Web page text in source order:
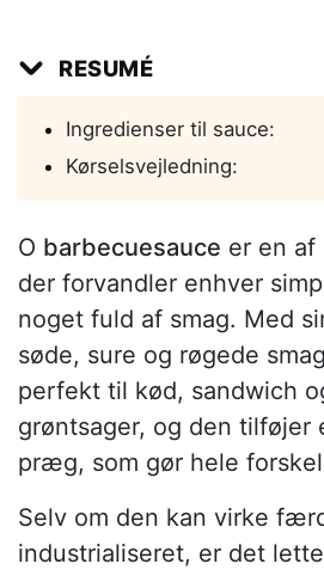
RESUMÉ
Ingredienser til sauce:
Kørselsvejledning:
O barbecuesauce er en af
der forvandler enhver
noget fuld af smag. Med
søde, sure og røgede
perfekt til kød, sandwich
grøntsager, og den tilføjer
præg, som gør hele
Selv om den kan virke
industrialiseret, er det